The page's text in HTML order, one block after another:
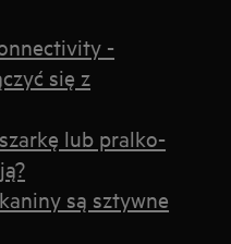
-
się z
lub pralko-
są sztywne